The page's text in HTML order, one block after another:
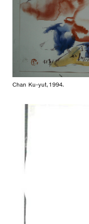
Chan Ku-yut, 1994.